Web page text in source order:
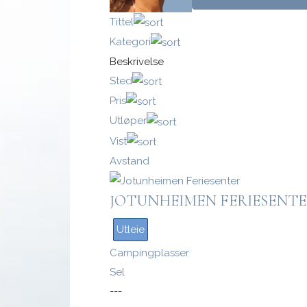
Tittel
Kategori
Beskrivelse
Sted
Pris
Utløper
Vist
Avstand
JOTUNHEIMEN
Utleie
Campingplasser
Sel
---
Logg inn med passnøkkel
Logg inn